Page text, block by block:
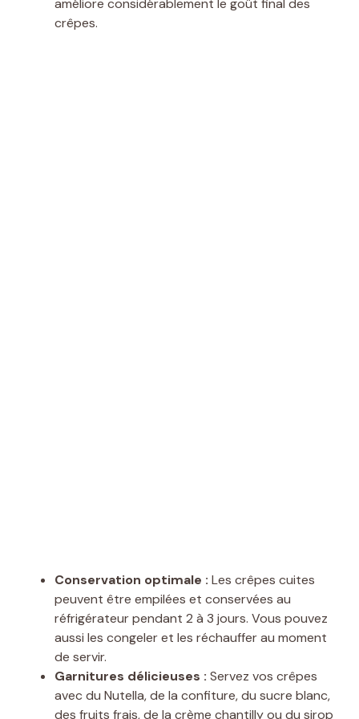
améliore considérablement le goût final des
crêpes.
Conservation optimale : Les crêpes cuites
peuvent être empilées et conservées au
réfrigérateur pendant 2 à 3 jours. Vous pouvez
aussi les congeler et les réchauffer au moment
de servir.
Garnitures délicieuses : Servez vos crêpes
avec du Nutella, de la confiture, du sucre blanc,
des fruits frais, de la crème chantilly ou du sirop